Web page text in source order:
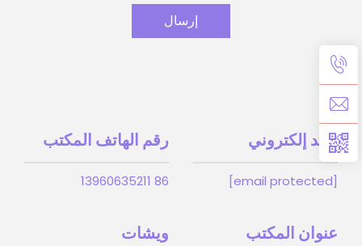
إرسال
بريد إلكتروني
[email protected]
رقم الهاتف المكتب
86 13960635211
عنوان المكتب ويشات